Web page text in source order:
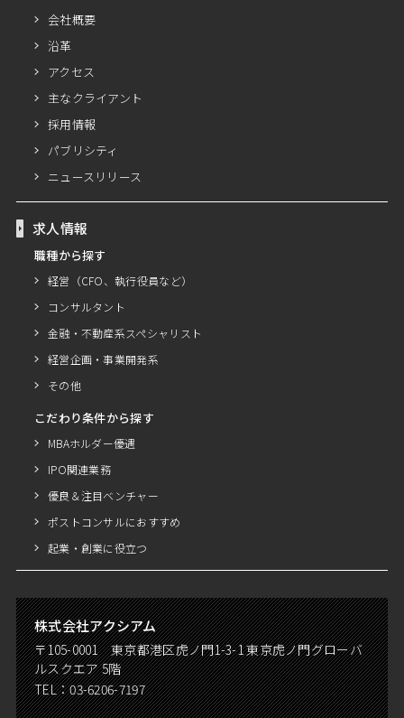
会社概要
沿革
アクセス
主なクライアント
採用情報
パブリシティ
ニュースリリース
求人情報
職種から探す
経営（CFO、執行役員など）
コンサルタント
金融・不動産系スペシャリスト
経営企画・事業開発系
その他
こだわり条件から探す
MBAホルダー優遇
IPO関連業務
優良＆注目ベンチャー
ポストコンサルにおすすめ
起業・創業に役立つ
株式会社アクシアム
〒105-0001 東京都港区虎ノ門1-3-1 東京虎ノ門グローバ
ルスクエア 5階
TEL：03-6206-7197